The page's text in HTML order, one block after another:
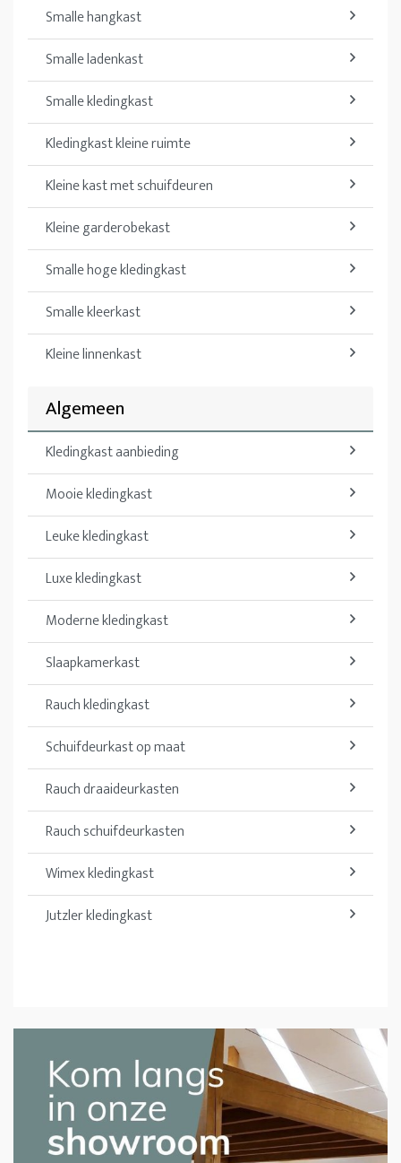
Smalle hangkast
Smalle ladenkast
Smalle kledingkast
Kledingkast kleine ruimte
Kleine kast met schuifdeuren
Kleine garderobekast
Smalle hoge kledingkast
Smalle kleerkast
Kleine linnenkast
Algemeen
Kledingkast aanbieding
Mooie kledingkast
Leuke kledingkast
Luxe kledingkast
Moderne kledingkast
Slaapkamerkast
Rauch kledingkast
Schuifdeurkast op maat
Rauch draaideurkasten
Rauch schuifdeurkasten
Wimex kledingkast
Jutzler kledingkast